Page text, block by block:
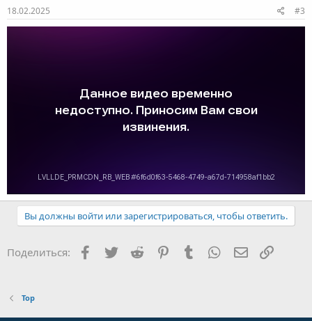
18.02.2025 #3
Вы должны войти или зарегистрироваться, чтобы ответить.
Поделиться: Facebook
Twitter Reddit PinterestTumblr WhatsApp
E-mail
Тор